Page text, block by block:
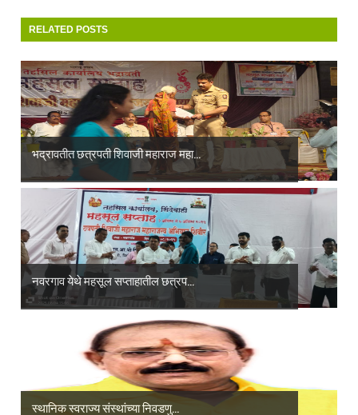
RELATED POSTS
भद्रावतीत छत्रपती शिवाजी महाराज महा...
नवरगाव येथे महसूल सप्ताहातील छत्रप...
स्थानिक स्वराज्य संस्थांच्या निवडणु...